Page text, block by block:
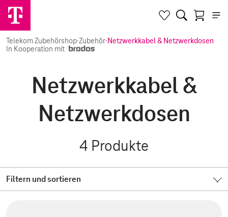
Telekom Zubehörshop·Zubehör·Netzwerkkabel & Netzwerkdosen
In Kooperation mit
Netzwerkkabel &
Netzwerkdosen
4 Produkte
Filtern und sortieren